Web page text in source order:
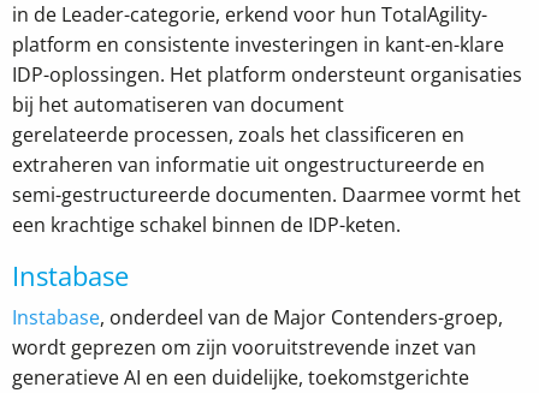
in de Leader-categorie, erkend voor hun TotalAgility-
platform en consistente investeringen in kant-en-klare
IDP-oplossingen. Het platform ondersteunt organisaties
bij het automatiseren van document
gerelateerde processen, zoals het classificeren en
extraheren van informatie uit ongestructureerde en
semi-gestructureerde documenten. Daarmee vormt het
een krachtige schakel binnen de IDP-keten.
Instabase
Instabase, onderdeel van de Major Contenders-groep,
wordt geprezen om zijn vooruitstrevende inzet van
generatieve AI en een duidelijke, toekomstgerichte